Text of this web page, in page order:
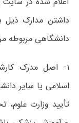
داشتن مدارک ذیل
دانشگاهی مربوطه
۱- اصل مدرک
اسلامی یا سایر
تأیید وزارت علوم،